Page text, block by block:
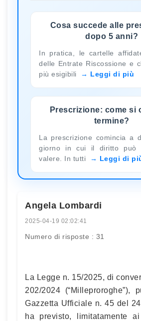
Cosa succede alle
dopo 5 anni?
In pratica, le cartelle
delle Entrate Riscossione e
più esigibili
Leggi di più
Prescrizione: come si
termine?
La prescrizione comincia a
giorno in cui il diritto può
valere. In tutti
Leggi di
Angela Lombardi
2025-04-19 02:02:41
Numero di risposte : 31
La Legge n. 15/2025, di
202/2024 (“Milleproroghe”),
Gazzetta Ufficiale n. 45 del
ha previsto, limitatamente